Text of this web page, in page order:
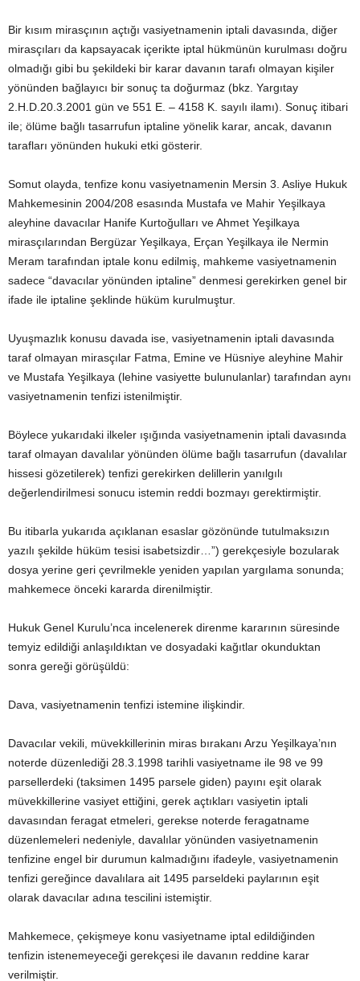
Bir kısım mirasçının açtığı vasiyetnamenin iptali davasında, diğer
mirasçıları da kapsayacak içerikte iptal hükmünün kurulması doğru
olmadığı gibi bu şekildeki bir karar davanın tarafı olmayan kişiler
yönünden bağlayıcı bir sonuç ta doğurmaz (bkz. Yargıtay
2.H.D.20.3.2001 gün ve 551 E. – 4158 K. sayılı ilamı). Sonuç itibari
ile; ölüme bağlı tasarrufun iptaline yönelik karar, ancak, davanın
tarafları yönünden hukuki etki gösterir.
Somut olayda, tenfize konu vasiyetnamenin Mersin 3. Asliye Hukuk
Mahkemesinin 2004/208 esasında Mustafa ve Mahir Yeşilkaya
aleyhine davacılar Hanife Kurtoğulları ve Ahmet Yeşilkaya
mirasçılarından Bergüzar Yeşilkaya, Erçan Yeşilkaya ile Nermin
Meram tarafından iptale konu edilmiş, mahkeme vasiyetnamenin
sadece “davacılar yönünden iptaline” denmesi gerekirken genel bir
ifade ile iptaline şeklinde hüküm kurulmuştur.
Uyuşmazlık konusu davada ise, vasiyetnamenin iptali davasında
taraf olmayan mirasçılar Fatma, Emine ve Hüsniye aleyhine Mahir
ve Mustafa Yeşilkaya (lehine vasiyette bulunulanlar) tarafından aynı
vasiyetnamenin tenfizi istenilmiştir.
Böylece yukarıdaki ilkeler ışığında vasiyetnamenin iptali davasında
taraf olmayan davalılar yönünden ölüme bağlı tasarrufun (davalılar
hissesi gözetilerek) tenfizi gerekirken delillerin yanılgılı
değerlendirilmesi sonucu istemin reddi bozmayı gerektirmiştir.
Bu itibarla yukarıda açıklanan esaslar gözönünde tutulmaksızın
yazılı şekilde hüküm tesisi isabetsizdir…”) gerekçesiyle bozularak
dosya yerine geri çevrilmekle yeniden yapılan yargılama sonunda;
mahkemece önceki kararda direnilmiştir.
Hukuk Genel Kurulu’nca incelenerek direnme kararının süresinde
temyiz edildiği anlaşıldıktan ve dosyadaki kağıtlar okunduktan
sonra gereği görüşüldü:
Dava, vasiyetnamenin tenfizi istemine ilişkindir.
Davacılar vekili, müvekkillerinin miras bırakanı Arzu Yeşilkaya’nın
noterde düzenlediği 28.3.1998 tarihli vasiyetname ile 98 ve 99
parsellerdeki (taksimen 1495 parsele giden) payını eşit olarak
müvekkillerine vasiyet ettiğini, gerek açtıkları vasiyetin iptali
davasından feragat etmeleri, gerekse noterde feragatname
düzenlemeleri nedeniyle, davalılar yönünden vasiyetnamenin
tenfizine engel bir durumun kalmadığını ifadeyle, vasiyetnamenin
tenfizi gereğince davalılara ait 1495 parseldeki paylarının eşit
olarak davacılar adına tescilini istemiştir.
Mahkemece, çekişmeye konu vasiyetname iptal edildiğinden
tenfizin istenemeyeceği gerekçesi ile davanın reddine karar
verilmiştir.